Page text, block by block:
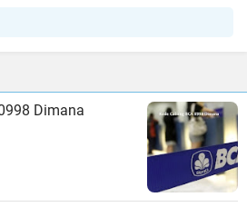
Dimana